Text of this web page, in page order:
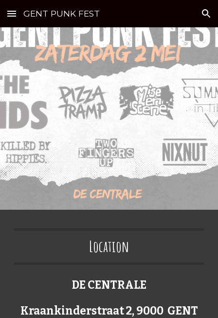
Skip to main content Skip to navigation
GENT PUNK FEST
Location
DE CENTRALE
Kraankinderstraat 2, 9000 GENT